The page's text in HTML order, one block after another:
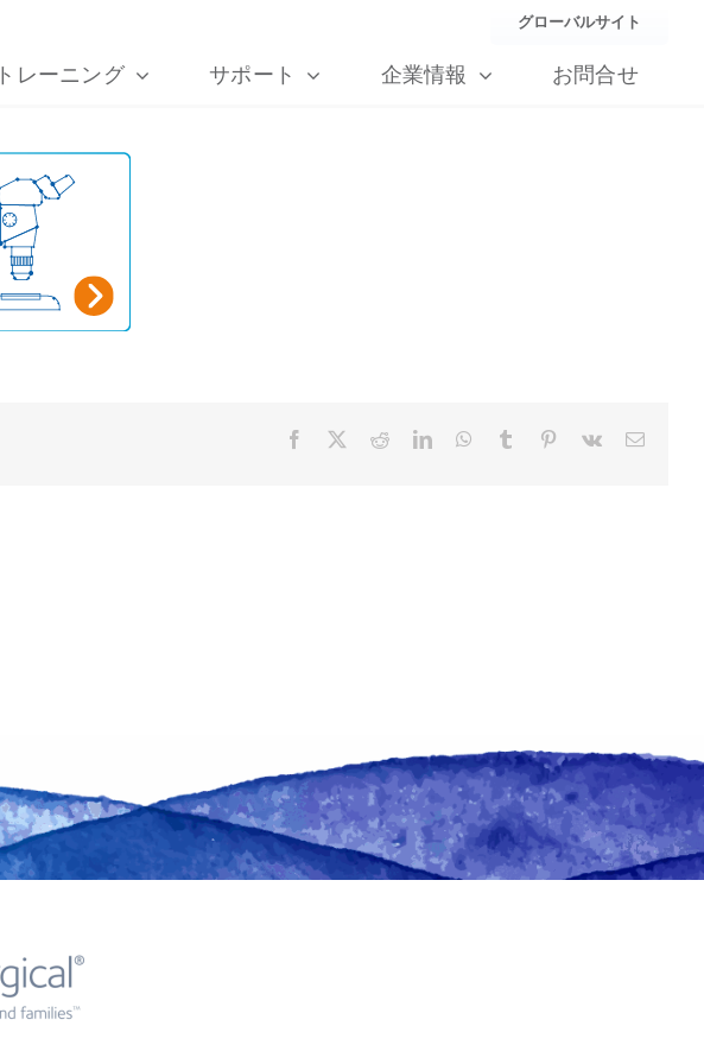
グローバルサイト
トレーニング サポート 企業情報 お問合せ
Facebook RedditLinkedInWhatsApp
Tumblr Pinterest
Vk Email